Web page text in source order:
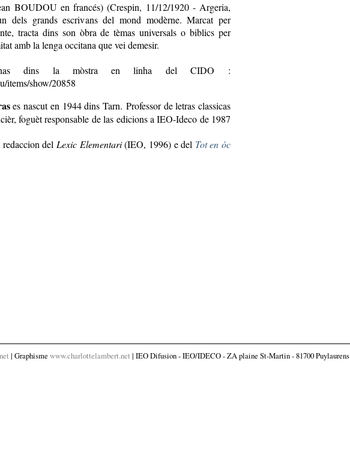
BOUDOU en francés) (Crespin, 11/12/1920 - Argeria,
dels grands escrivans del mond modèrne. Marcat per
tracta dins son òbra de tèmas universals o biblics per
amb la lenga occitana que vei demesir.
dins la mòstra en linha del CIDO :
items/show/20858
es nascut en 1944 dins Tarn. Professor de letras classicas
foguèt responsable de las edicions a IEO-Ideco de 1987
del Lexic Elementari(IEO, 1996) e del Tot en òc
| Graphisme www.charlottelambert.net | IEO Difusion - IEO/IDECO - ZA plaine St-Martin - 81700 Puylaurens